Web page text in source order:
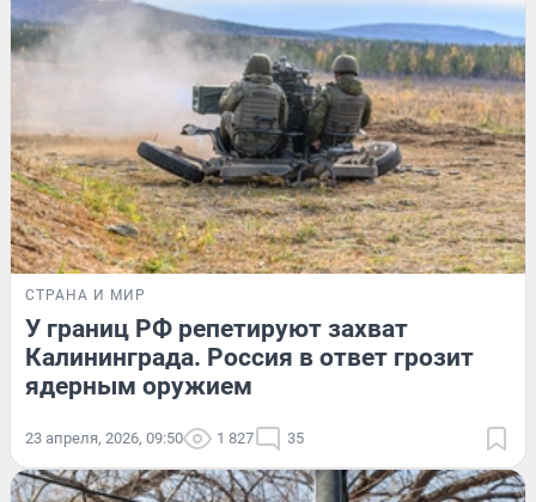
СТРАНА И МИР
У границ РФ репетируют захват
Калининграда. Россия в ответ грозит
ядерным оружием
23 апреля, 2026, 09:50 1 827 35